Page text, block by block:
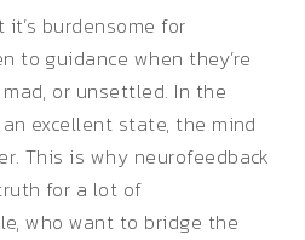
burdensome for
to guidance when they’re
or unsettled. In the
excellent state, the mind
This is why neurofeedback
for a lot of
who want to bridge the